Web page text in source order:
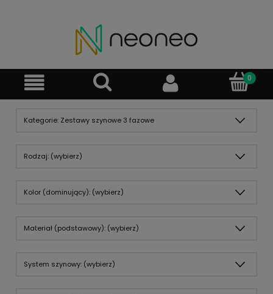
Kategorie: Zestawy szynowe 3 fazowe
Rodzaj: (wybierz)
Kolor (dominujący): (wybierz)
Materiał (podstawowy): (wybierz)
System szynowy: (wybierz)